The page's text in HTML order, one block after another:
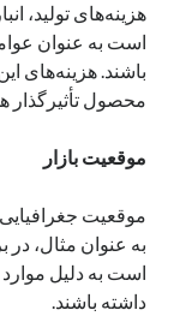
هزینه‌های تولید،
است به عنوان
باشند. هزینه‌های
محصول تأثیرگذار
موقعیت بازار
موقعیت جغرافیایی
به عنوان مثال،
است به دلیل موارد
داشته باشند.